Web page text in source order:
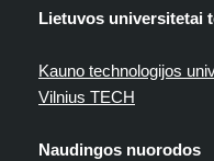
Lietuvos universitetai
Kauno technologijos
Vilnius TECH
Naudingos nuorodos